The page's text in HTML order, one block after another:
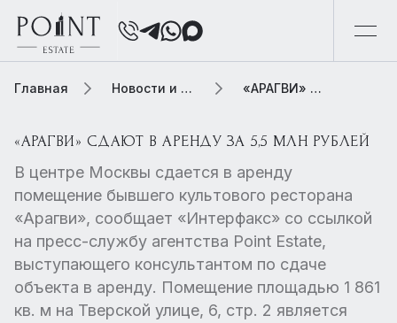
Главная Новости и обзоры «АРАГВИ» СДАЮТ В АРЕНДУ ЗА 5,5 МЛН РУБЛЕЙ
«АРАГВИ» СДАЮТ В АРЕНДУ ЗА 5,5 МЛН РУБЛЕЙ
В центре Москвы сдается в аренду
помещение бывшего культового ресторана
«Арагви», сообщает «Интерфакс» со ссылкой
на пресс-службу агентства Point Estate,
выступающего консультантом по сдаче
объекта в аренду. Помещение площадью 1 861
кв. м на Тверской улице, 6, стр. 2 является